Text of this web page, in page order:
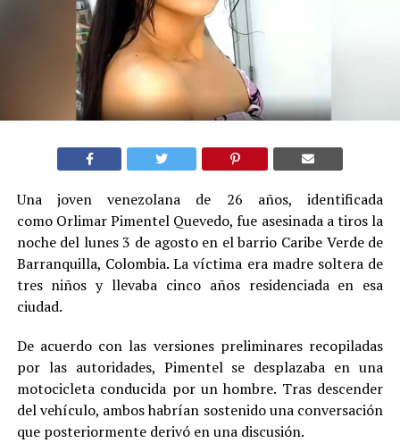
Una joven venezolana de 26 años, identificada
como Orlimar Pimentel Quevedo, fue asesinada a tiros la
noche del lunes 3 de agosto en el barrio Caribe Verde de
Barranquilla, Colombia. La víctima era madre soltera de
tres niños y llevaba cinco años residenciada en esa
ciudad.
De acuerdo con las versiones preliminares recopiladas
por las autoridades, Pimentel se desplazaba en una
motocicleta conducida por un hombre. Tras descender
del vehículo, ambos habrían sostenido una conversación
que posteriormente derivó en una discusión.